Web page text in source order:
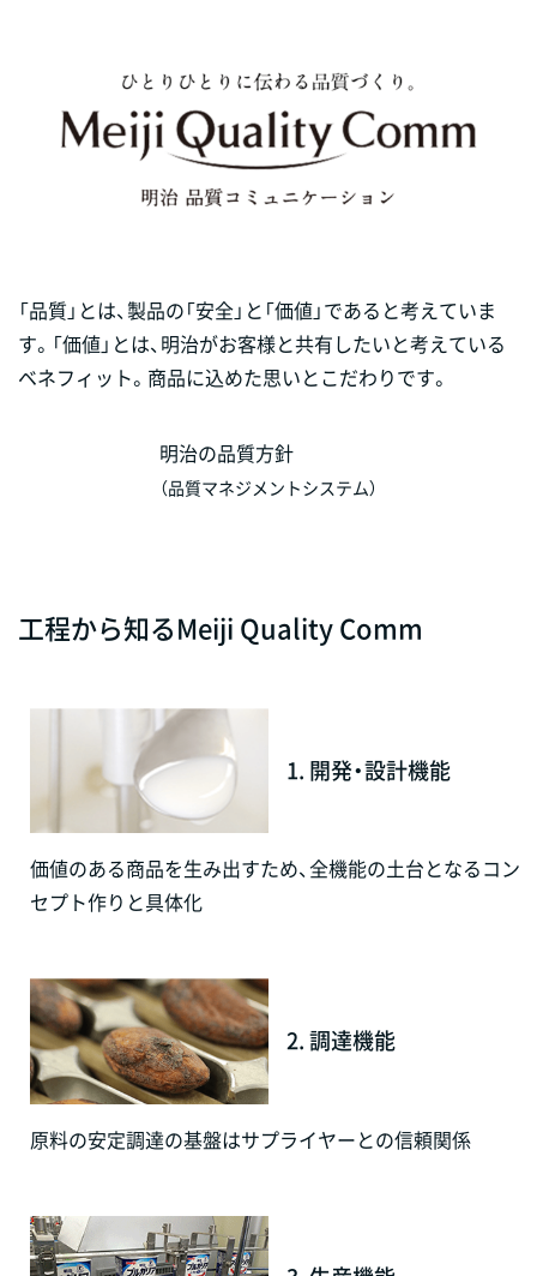
「品質」とは、製品の「安全」と「価値」であると考えていま
す。「価値」とは、明治がお客様と共有したいと考えている
ベネフィット。商品に込めた思いとこだわりです。
明治の品質方針
（品質マネジメントシステム）
工程から知るMeiji Quality Comm
1. 開発・設計機能
価値のある商品を生み出すため、全機能の土台となるコン
セプト作りと具体化
2. 調達機能
原料の安定調達の基盤はサプライヤーとの信頼関係